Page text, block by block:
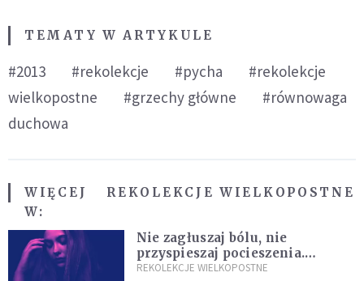
TEMATY W ARTYKULE
#2013 #rekolekcje #pycha
#rekolekcje
wielkopostne
#grzechy główne
#równowaga
duchowa
WIĘCEJ
W:
REKOLEKCJE WIELKOPOSTNE
Nie zagłuszaj bólu, nie
przyspieszaj pocieszenia.
Przyjmij ciszę zamiast rzucać się
REKOLEKCJE WIELKOPOSTNE